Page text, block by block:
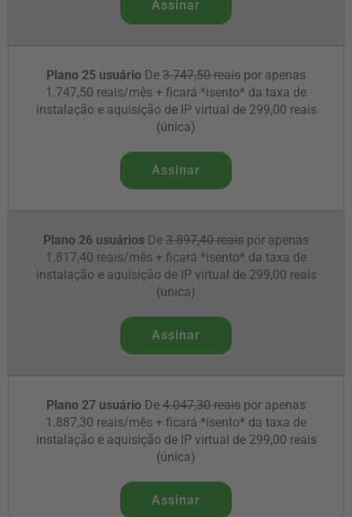
Assinar
Plano 25 usuário De 3.747,50 reais por apenas
1.747,50 reais/mês + ficará *isento* da taxa de
instalação e aquisição de IP virtual de 299,00 reais
(única)
Assinar
Plano 26 usuários De 3.897,40 reais por apenas
1.817,40 reais/mês + ficará *isento* da taxa de
instalação e aquisição de IP virtual de 299,00 reais
(única)
Assinar
Plano 27 usuário De 4.047,30 reais por apenas
1.887,30 reais/mês + ficará *isento* da taxa de
instalação e aquisição de IP virtual de 299,00 reais
(única)
Assinar